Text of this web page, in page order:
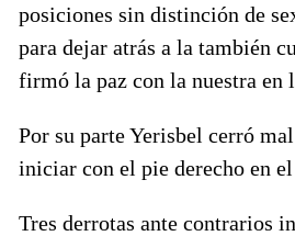
posiciones sin distinción de
para dejar atrás a la también
firmó la paz con la nuestra en
Por su parte Yerisbel cerró
iniciar con el pie derecho en
Tres derrotas ante contrarios